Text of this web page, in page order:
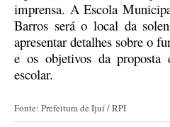
imprensa. A Escola
Barros será o local da
apresentar detalhes sobre o
e os objetivos da proposta
escolar.
Fonte: Prefeitura de Ijuí / RPI